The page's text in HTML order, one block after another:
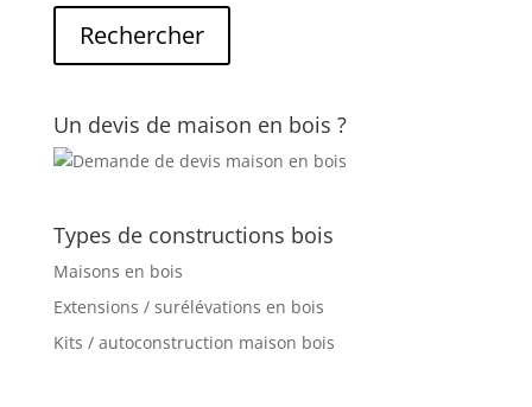
Un devis de maison en bois ?
Types de constructions bois
Maisons en bois
Extensions / surélévations en bois
Kits / autoconstruction maison bois